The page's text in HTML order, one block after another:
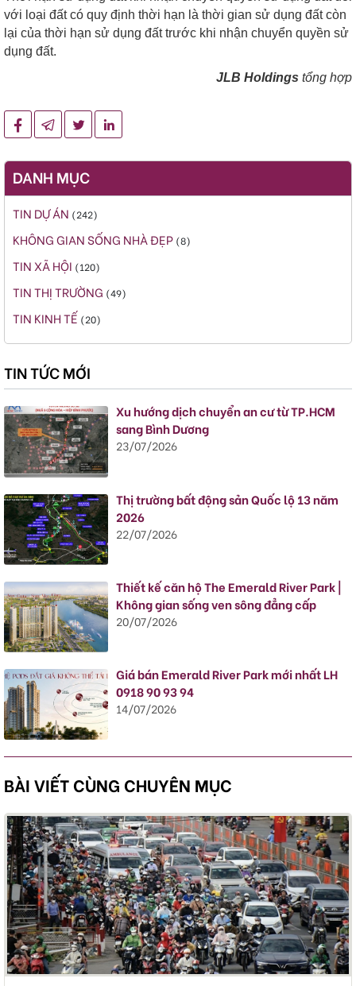
với loại đất có quy định thời hạn là thời gian sử dụng đất còn
lại của thời hạn sử dụng đất trước khi nhận chuyển quyền sử
dụng đất.
JLB Holdings tổng hợp
DANH MỤC
TIN DỰ ÁN (242)
KHÔNG GIAN SỐNG NHÀ ĐẸP (8)
TIN XÃ HỘI (120)
TIN THỊ TRƯỜNG (49)
TIN KINH TẾ (20)
TIN TỨC MỚI
Xu hướng dịch chuyển an cư từ TP.HCM
sang Bình Dương
23/07/2026
Thị trường bất động sản Quốc lộ 13 năm
2026
22/07/2026
Thiết kế căn hộ The Emerald River Park |
Không gian sống ven sông đẳng cấp
20/07/2026
Giá bán Emerald River Park mới nhất LH
0918 90 93 94
14/07/2026
BÀI VIẾT CÙNG CHUYÊN MỤC